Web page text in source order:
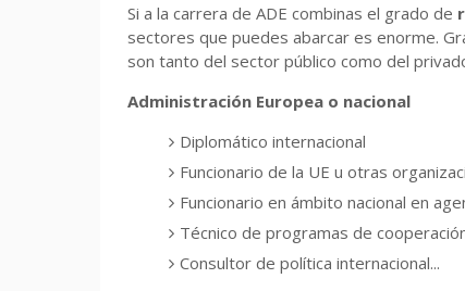
Si a la carrera de ADE combinas el grado de
sectores que puedes abarcar es enorme.
son tanto del sector público como del
Administración Europea o nacional
Diplomático internacional
Funcionario de la UE u otras
Funcionario en ámbito nacional en
Técnico de programas de
Consultor de política internacional...